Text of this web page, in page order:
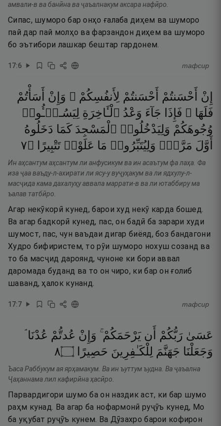
амвали-в ва банӣна ва ҷаъалнакум аксара нафӣро.
Сипас, шуморо бар онҳо ғалаба диҳем ва шуморо
пай дар пай молҳо ва фарзандон диҳем ва шуморо
бо эътибори лашкар бештар гардонем.
17:6 тафсир
إِنْ أَحْسَنتُمْ أَحْسَنتُمْ لِأَنفُسِكُمْ ۖ وَإِنْ
أَسَأْتُمْ
فَلَهَا ۚ فَإِذَا جَآءَ وَعْدُ ٱلْـَٔاخِرَةِ لِيَسُـۥٓـُٔوا۟
وُجُوهَكُمْ وَلِيَدْخُلُوا۟ ٱلْمَسْجِدَ كَمَا دَخَلُوهُ
أَوَّلَ مَرَّةٍۢ وَلِيُتَبِّرُوا۟ مَا عَلَوْا۟ تَتْبِيرًا ۝٧
Ин аҳсантум аҳсантум ли анфусикум ва ин асаътум фа лаҳа. Фа
иза ҷаа ваъду-л-ахирати ли ясу-у вуҷуҳакум ва ли ядхулу-л-
масҷида кама дахалуҳу аввала маррати-в ва ли ютаббиру ма
ъалав татбӣро.
Агар некӯкорӣ кунед, барои худ некӯ карда бошед.
Ва агар бадкорӣ кунед, пас, он бадӣ ба зарари худи
шумост, пас, чун ваъдаи дигар биёяд, боз бандагони
Худро бифиристем, то рӯи шуморо нохуш созанд ва
то ба масҷид дароянд, чуноне ки бори аввал
даромада буданд ва то он чиро, ки бар он ғолиб
шаванд, ҳалок кунанд.
17:7 тафсир
عَسَىٰ رَبُّكُمْ أَن يَرْحَمَكُمْ ۚ وَإِنْ عُدتُّمْ عُدْنَا ۘ
وَجَعَلْنَا جَهَنَّمَ لِلْكَـٰفِرِينَ حَصِيرًا ۝٨
Ъаса Раббукум ая ярҳамакум. Ва ин ъуттум ъудна. Ва ҷаъална
Ҷаҳаннама лил кафирӣна ҳасӣро.
Парвардигори шумо ба он наздик аст, ки бар шумо
раҳм кунад. Ва агар ба нофармонӣ руҷӯъ кунед, Мо
ба уқубат руҷӯъ кунем. Ва Дӯзахро барои кофирон